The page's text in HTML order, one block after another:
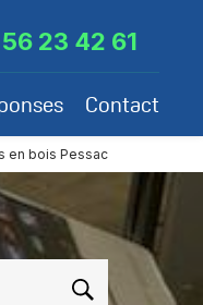
23 42 61
Contact
en bois Pessac